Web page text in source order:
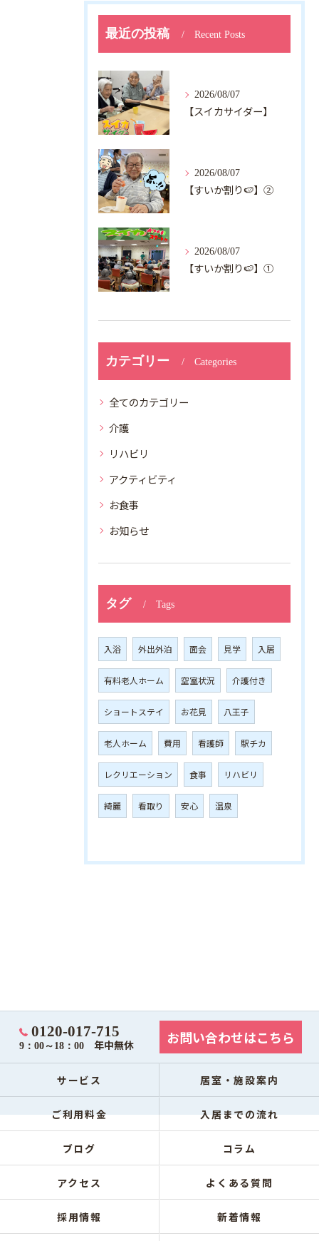
カテゴリー Categories
全てのカテゴリー
介護
リハビリ
アクティビティ
お食事
お知らせ
最近の投稿 Recent Posts
2026/08/07
【スイカサイダー】
2026/08/07
【すいか割り🍉】②
2026/08/07
【すいか割り🍉】①
タグ Tags
入浴 外出外泊 面会 見学 入居
有料老人ホーム 空室状況 介護付き
ショートステイ お花見 八王子
老人ホーム 費用 看護師 駅チカ
レクリエーション 食事 リハビリ
綺麗 看取り 安心 温泉
0120-017-715
9：00～18：00 年中無休 お問い合わせはこちら
サービス 居室・施設案内
ご利用料金 入居までの流れ
ブログ コラム
アクセス よくある質問
採用情報 新着情報